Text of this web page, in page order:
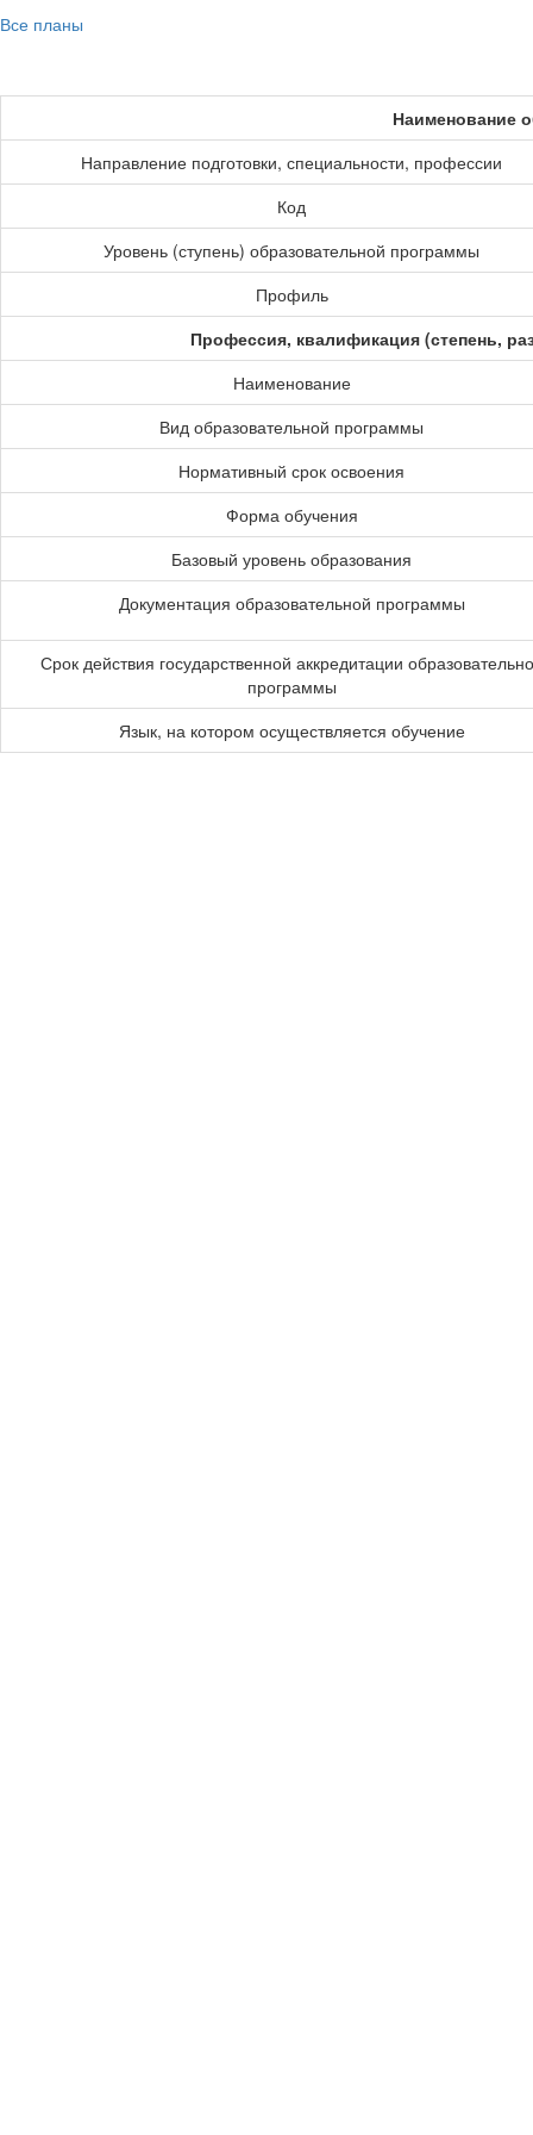
Все планы
Наименование
Направление подготовки, специальности, профессии
Код
Уровень (ступень) образовательной программы
Профиль
Профессия, квалификация (степень,
Наименование
Вид образовательной программы
Нормативный срок освоения
Форма обучения
Базовый уровень образования
Документация образовательной программы
Срок действия государственной аккредитации
программы
Язык, на котором осуществляется обучение